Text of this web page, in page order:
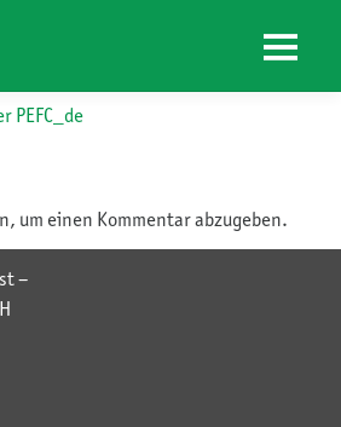
PEFC_de
um einen Kommentar abzugeben.
–